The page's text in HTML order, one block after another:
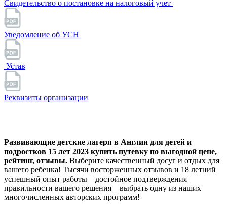
Свидетельство о постановке на налоговый учет
Уведомление об УСН
Устав
Реквизиты организации
Развивающие детские лагеря в Англии для детей и
подростков 15 лет 2023 купить путевку по выгодной цене,
рейтинг, отзывы. Выберите качественный досуг и отдых для
вашего ребенка! Тысячи восторженных отзывов и 18 летний
успешный опыт работы – достойное подтверждения
правильности вашего решения – выбрать одну из наших
многочисленных авторских программ!